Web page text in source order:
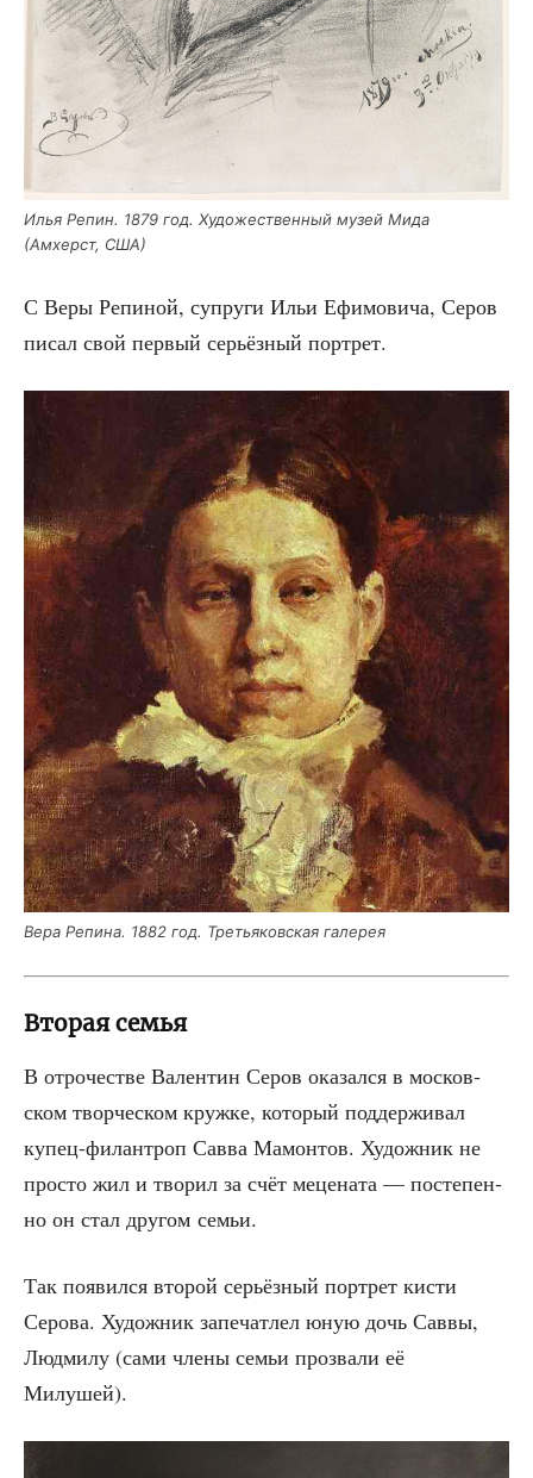
Илья Репин. 1879 год. Худо­же­ствен­ный музей Мида
(Амхерст, США)
С Веры Репи­ной, супру­ги Ильи Ефи­мо­ви­ча, Серов
писал свой пер­вый серьёз­ный портрет.
Вера Репи­на. 1882 год. Тре­тья­ков­ская галерея
Вторая семья
В отро­че­стве Вален­тин Серов ока­зал­ся в мос­ков­
ском твор­че­ском круж­ке, кото­рый под­дер­жи­вал
купец-филан­троп Сав­ва Мамон­тов. Худож­ник не
про­сто жил и тво­рил за счёт меце­на­та — посте­пен­
но он стал дру­гом семьи.
Так появил­ся вто­рой серьёз­ный порт­рет кисти
Серо­ва. Худож­ник запе­чат­лел юную дочь Сав­вы,
Люд­ми­лу (сами чле­ны семьи про­зва­ли её
Милушей).